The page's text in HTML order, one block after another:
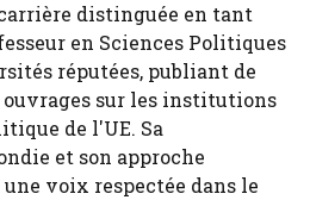
distinguée en tant
en Sciences Politiques
réputées, publiant de
sur les institutions
de l'UE. Sa
et son approche
voix respectée dans le